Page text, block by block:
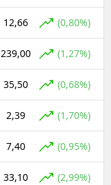
12,66 (0,80%)
239,00 (1,27%)
35,50 (0,68%)
2,39 (1,70%)
7,40 (0,95%)
33,10 (2,99%)